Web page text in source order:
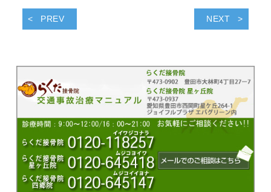
PREV NEXT